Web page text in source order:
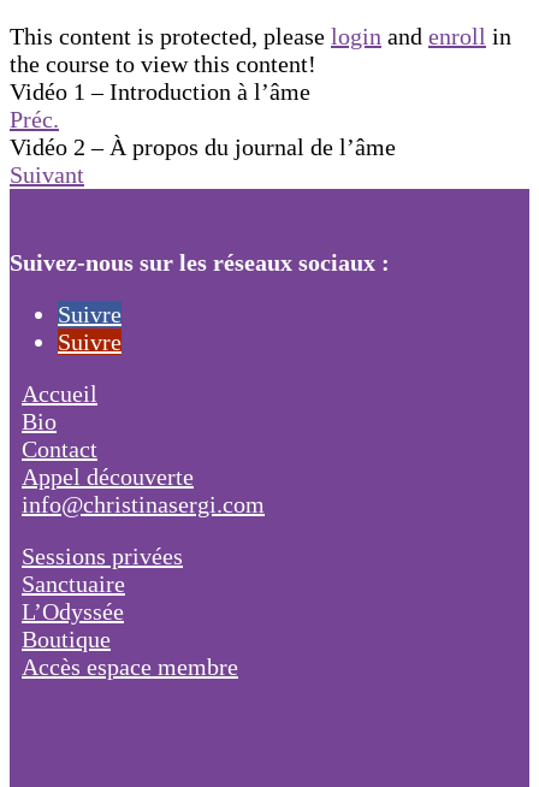
This content is protected, please login and enroll in
the course to view this content!
Vidéo 1 – Introduction à l’âme
Préc.
Vidéo 2 – À propos du journal de l’âme
Suivant
Suivez-nous sur les réseaux sociaux :
Suivre
Suivre
Accueil
Bio
Contact
Appel découverte
info@christinasergi.com
Sessions privées
Sanctuaire
L’Odyssée
Boutique
Accès espace membre